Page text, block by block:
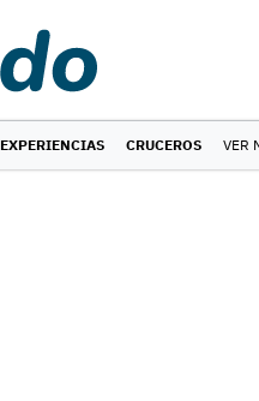
EXPERIENCIAS CRUCEROS VER